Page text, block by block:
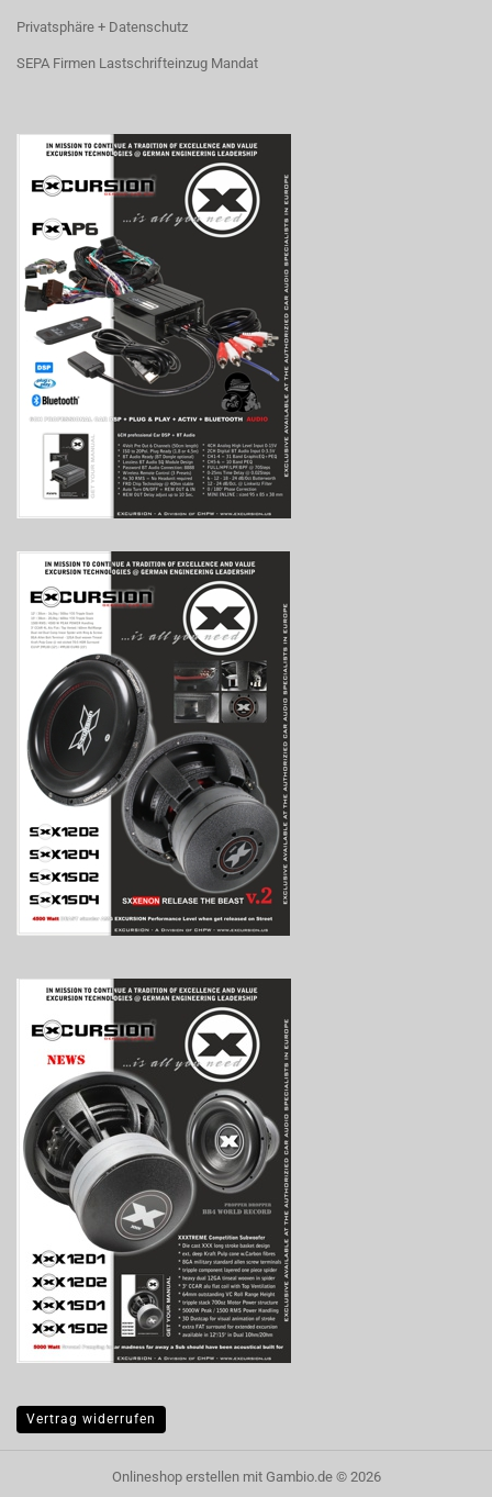
Privatsphäre + Datenschutz
SEPA Firmen Lastschrifteinzug Mandat
Vertrag widerrufen
Onlineshop erstellenmit Gambio.de © 2026